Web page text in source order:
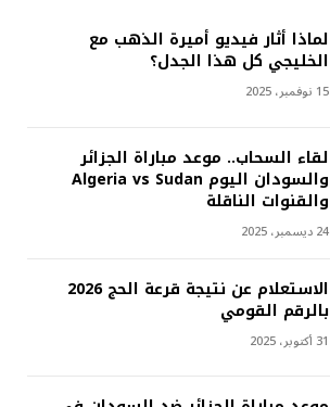
لماذا أثار فيديو أميرة الذهب مع
الخليجي كل هذا الجدل؟
15 نوفمبر، 2025
لقاء السحاب.. موعد مباراة الجزائر
والسودان اليوم Algeria vs Sudan
والقنوات الناقلة
24 ديسمبر، 2025
الاستعلام عن نتيجة قرعة الحج 2026
بالرقم القومي
31 أكتوبر، 2025